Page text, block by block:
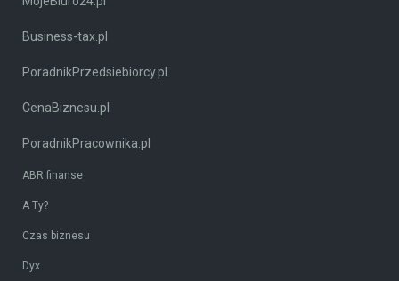
Business-tax.pl
PoradnikPrzedsiebiorcy.pl
CenaBiznesu.pl
PoradnikPracownika.pl
ABR finanse
A Ty?
Czas biznesu
Dyx